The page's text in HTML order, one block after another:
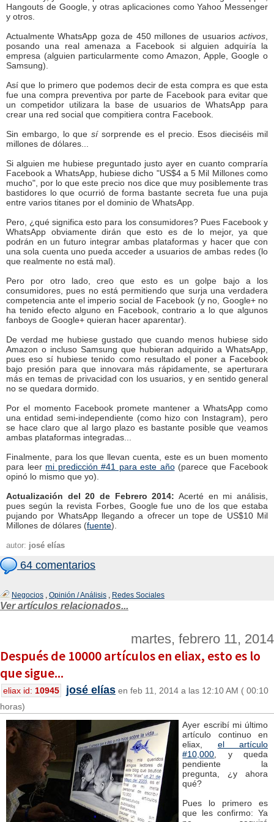
Hangouts de Google, y otras aplicaciones como Yahoo Messenger
y otros.
Actualmente WhatsApp goza de 450 millones de usuarios activos
posando una real amenaza a Facebook si alguien adquiría la
empresa (alguien particularmente como Amazon, Apple, Google o
Samsung).
Así que lo primero que podemos decir de esta compra es que esta
fue una compra preventiva por parte de Facebook para evitar que
un competidor utilizara la base de usuarios de WhatsApp para
crear una red social que compitiera contra Facebook.
Sin embargo, lo quesísorprende es el precio. Esos dieciséis mil
millones de dólares...
Si alguien me hubiese preguntado justo ayer en cuanto compraría
Facebook a WhatsApp, hubiese dicho "US$4 a 5 Mil Millones como
mucho", por lo que este precio nos dice que muy posiblemente tras
bastidores lo que ocurrió de forma bastante secreta fue una puja
entre varios titanes por el dominio de WhatsApp.
Pero, ¿qué significa esto para los consumidores? Pues Facebook y
WhatsApp obviamente dirán que esto es de lo mejor, ya que
podrán en un futuro integrar ambas plataformas y hacer que con
una sola cuenta uno pueda acceder a usuarios de ambas redes (lo
que realmente no está mal).
Pero por otro lado, creo que esto es un golpe bajo a los
consumidores, pues no está permitiendo que surja una verdadera
competencia ante el imperio social de Facebook (y no, Google+ no
ha tenido efecto alguno en Facebook, contrario a lo que algunos
fanboys de Google+ quieran hacer aparentar).
De verdad me hubiese gustado que cuando menos hubiese sido
Amazon o incluso Samsung que hubieran adquirido a WhatsApp,
pues eso sí hubiese tenido como resultado el poner a Facebook
bajo presión para que innovara más rápidamente, se aperturara
más en temas de privacidad con los usuarios, y en sentido general
no se quedara dormido.
Por el momento Facebook promete mantener a WhatsApp como
una entidad semi-independiente (como hizo con Instagram), pero
se hace claro que al largo plazo es bastante posible que veamos
ambas plataformas integradas...
Finalmente, para los que llevan cuenta, este es un buen momento
para leer mi predicción #41 para este año(parece que Facebook
opinó lo mismo que yo).
Actualización del 20 de Febrero 2014: Acerté en mi análisis,
pues según la revista Forbes, Google fue uno de los que estaba
pujando por WhatsApp llegando a ofrecer un tope de US$10 Mil
Millones de dólares (fuente).
autor: josé elías
64 comentarios
Negocios , Opinión / Análisis , Redes Sociales
Ver artículos relacionados...
martes, febrero 11, 2014
Después de 10000 artículos en eliax, esto es lo
que sigue...
eliax id: 10945 josé elías en feb 11, 2014 a las 12:10 AM ( 00:10
horas)
Ayer escribí mi último
artículo continuo en
eliax, el artículo
#10,000 , y queda
pendiente la
pregunta, ¿y ahora
qué?
Pues lo primero es
que les confirmo: Ya